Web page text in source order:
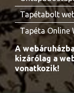
Tapétabolt
Tapéta Online
A
kizárólag a
vonatkozik!